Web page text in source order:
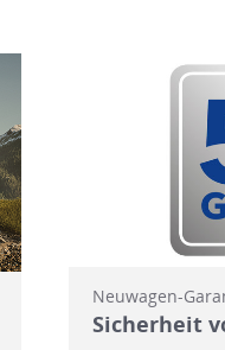
Neuwagen-
Sicherheit